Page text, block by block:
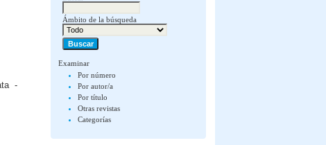
Ámbito de la búsqueda
Examinar
Por número
Por autor/a
Por título
Otras revistas
Categorías
-